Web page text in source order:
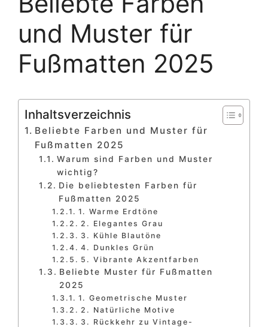
und Muster für
Fußmatten 2025
Inhaltsverzeichnis
Beliebte Farben und Muster für
Fußmatten 2025
Warum sind Farben und Muster
wichtig?
Die beliebtesten Farben für
Fußmatten 2025
1. Warme Erdtöne
2. Elegantes Grau
3. Kühle Blautöne
4. Dunkles Grün
5. Vibrante Akzentfarben
Beliebte Muster für Fußmatten
2025
1. Geometrische Muster
2. Natürliche Motive
3. Rückkehr zu Vintage-